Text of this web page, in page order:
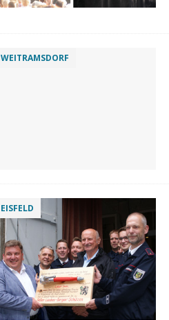
WEITRAMSDORF
EISFELD